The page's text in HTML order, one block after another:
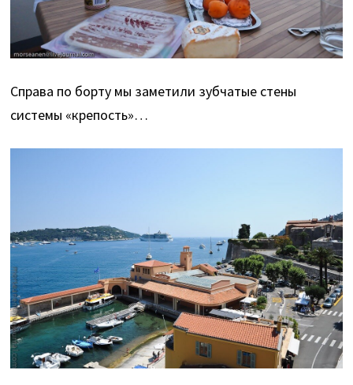
Справа по борту мы заметили зубчатые стены
системы «крепость»…